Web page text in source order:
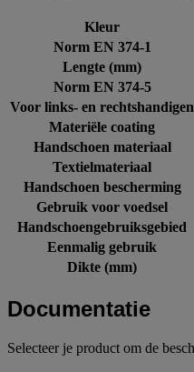
Kleur
Norm EN 374-1
Lengte (mm)
Norm EN 374-5
Voor links- en rechtshandigen
Materiële coating
Handschoen materiaal
Textielmateriaal
Handschoen bescherming
Gebruik voor voedsel
Handschoengebruiksgebied
Eenmalig gebruik
Dikte (mm)
Documentatie
Selecteer je product om de